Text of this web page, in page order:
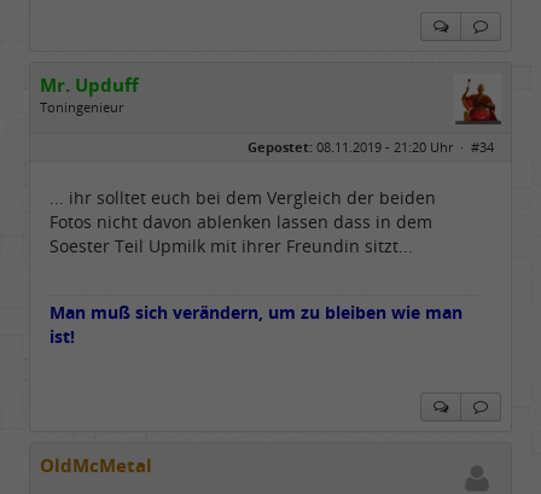
Mr. Upduff
Toningenieur
Basemountainhome
Dabei seit:
02 / 2007
Gepostet: 08.11.2019 - 21:20 Uhr · #34
... ihr solltet euch bei dem Vergleich der beiden
Fotos nicht davon ablenken lassen dass in dem
Soester Teil Upmilk mit ihrer Freundin sitzt...
Man muß sich verändern, um zu bleiben wie man
ist!
OldMcMetal